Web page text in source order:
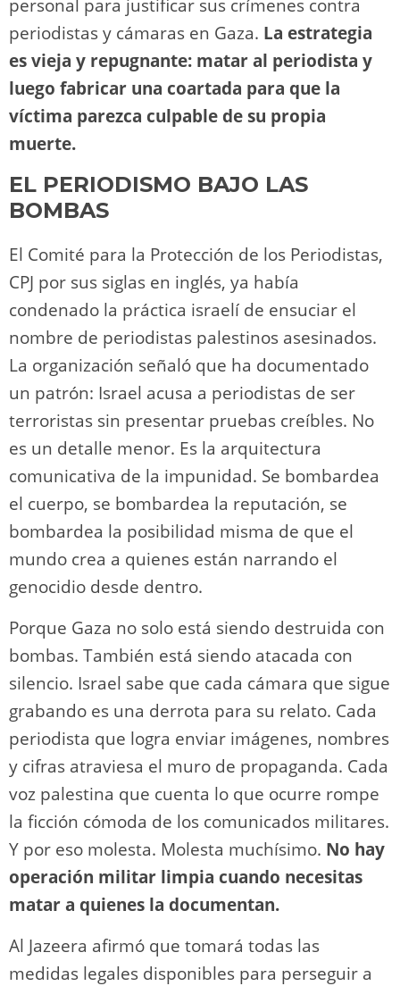
personal para justificar sus crímenes contra
periodistas y cámaras en Gaza. La estrategia
es vieja y repugnante: matar al periodista y
luego fabricar una coartada para que la
víctima parezca culpable de su propia
muerte.
EL PERIODISMO BAJO LAS
BOMBAS
El Comité para la Protección de los Periodistas,
CPJ por sus siglas en inglés, ya había
condenado la práctica israelí de ensuciar el
nombre de periodistas palestinos asesinados.
La organización señaló que ha documentado
un patrón: Israel acusa a periodistas de ser
terroristas sin presentar pruebas creíbles. No
es un detalle menor. Es la arquitectura
comunicativa de la impunidad. Se bombardea
el cuerpo, se bombardea la reputación, se
bombardea la posibilidad misma de que el
mundo crea a quienes están narrando el
genocidio desde dentro.
Porque Gaza no solo está siendo destruida con
bombas. También está siendo atacada con
silencio. Israel sabe que cada cámara que sigue
grabando es una derrota para su relato. Cada
periodista que logra enviar imágenes, nombres
y cifras atraviesa el muro de propaganda. Cada
voz palestina que cuenta lo que ocurre rompe
la ficción cómoda de los comunicados militares.
Y por eso molesta. Molesta muchísimo. No hay
operación militar limpia cuando necesitas
matar a quienes la documentan.
Al Jazeera afirmó que tomará todas las
medidas legales disponibles para perseguir a